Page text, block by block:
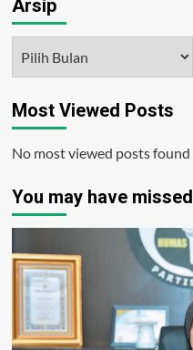
Arsip
Most Viewed Posts
No most viewed posts found
You may have missed